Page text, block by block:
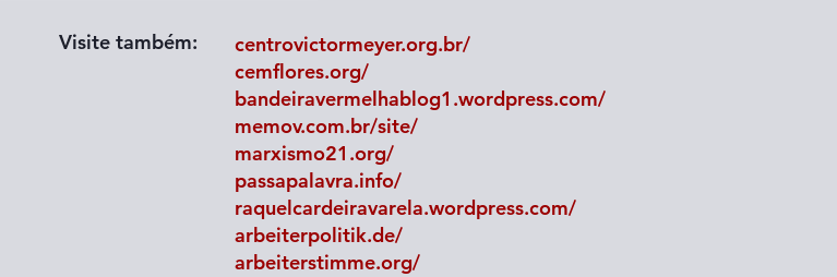
A contradição entre capital e
trabalho se acentua na Alemanha
Visite também:
centrovictormeyer.org.br/
cemflores.org/
bandeiravermelhablog1.wordpress.com/
memov.com.br/site/
marxismo21.org/
passapalavra.info/
raquelcardeiravarela.wordpress.com/
arbeiterpolitik.de/
arbeiterstimme.org/